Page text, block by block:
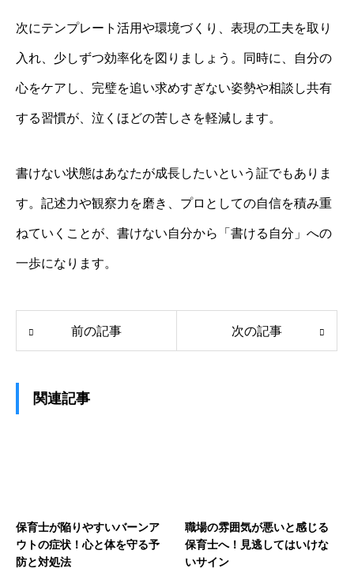
次にテンプレート活用や環境づくり、表現の工夫を取り
入れ、少しずつ効率化を図りましょう。同時に、自分の
心をケアし、完璧を追い求めすぎない姿勢や相談し共有
する習慣が、泣くほどの苦しさを軽減します。
書けない状態はあなたが成長したいという証でもありま
す。記述力や観察力を磨き、プロとしての自信を積み重
ねていくことが、書けない自分から「書ける自分」への
一歩になります。
前の記事 次の記事
関連記事
保育士が陥りやすいバーンア
ウトの症状！心と体を守る予
防と対処法
職場の雰囲気が悪いと感じる
保育士へ！見逃してはいけな
いサイン